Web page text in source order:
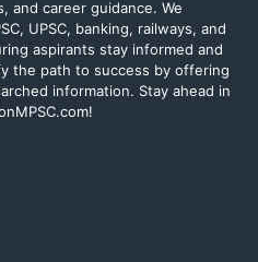
and career guidance. We
UPSC, banking, railways, and
aspirants stay informed and
the path to success by offering
information. Stay ahead in